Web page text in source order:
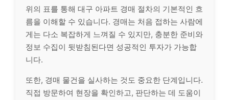
위의 표를 통해 대구 아파트 경매 절차의 기본적인 흐
름을 이해할 수 있습니다. 경매는 처음 접하는 사람에
게는 다소 복잡하게 느껴질 수 있지만, 충분한 준비와
정보 수집이 뒷받침된다면 성공적인 투자가 가능합
니다.
또한, 경매 물건을 실사하는 것도 중요한 단계입니다.
직접 방문하여 현장을 확인하고, 판단하는 데 도움이